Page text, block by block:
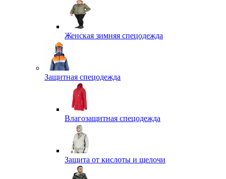
Женская зимняя спецодежда
Защитная спецодежда
Влагозащитная спецодежда
Защита от кислоты и щелочи